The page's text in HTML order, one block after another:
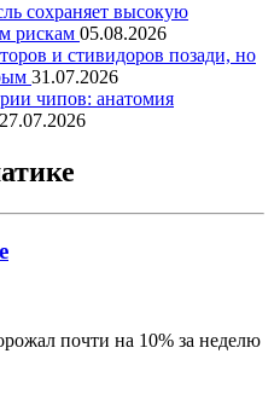
сохраняет высокую
рискам 05.08.2026
и стивидоров позади, но
31.07.2026
чипов: анатомия
27.07.2026
почти на 10% за неделю